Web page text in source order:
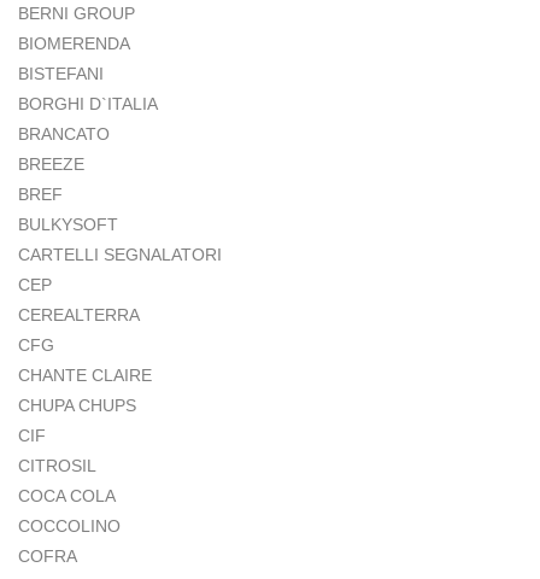
BERNI GROUP
BIOMERENDA
BISTEFANI
BORGHI D`ITALIA
BRANCATO
BREEZE
BREF
BULKYSOFT
CARTELLI SEGNALATORI
CEP
CEREALTERRA
CFG
CHANTE CLAIRE
CHUPA CHUPS
CIF
CITROSIL
COCA COLA
COCCOLINO
COFRA